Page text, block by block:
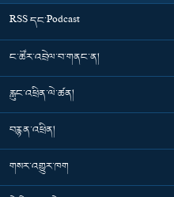
RSS དང་Podcast
ང་ཚོར་འབྲེལ་བ་གནང་ན།
རླུང་འཕྲིན་ལེ་ཚན།
བརྙན་འཕྲིན།
གསར་འགྱུར་ཁག